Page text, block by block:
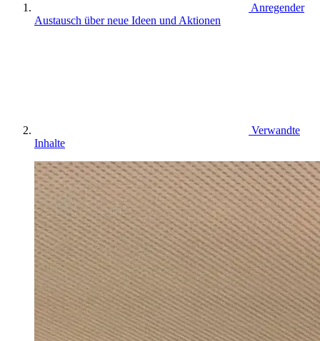
Anregender
Austausch über neue Ideen und Aktionen
Verwandte
Inhalte